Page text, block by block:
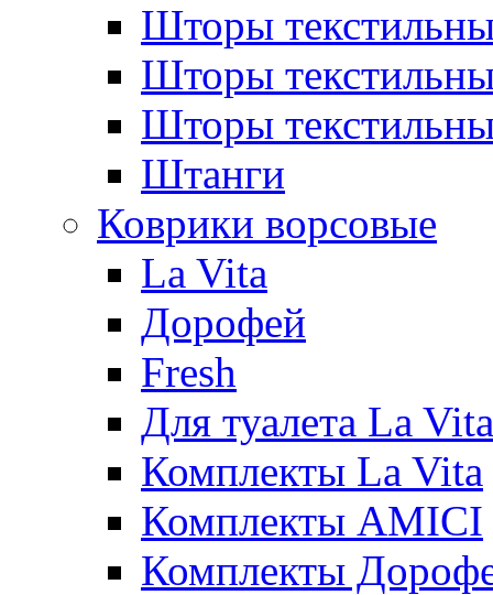
Шторы
Шторы
Шторы
Штанги
Коврики ворсовые
La Vita
Дорофей
Fresh
Для туалета La Vita
Комплекты La Vita
Комплекты AMICI
Комплекты